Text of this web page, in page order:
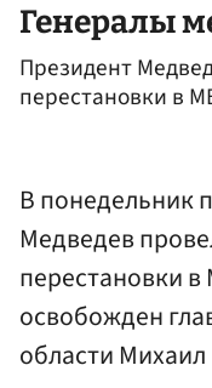
Генералы
Президент
перестановки в
В понедельник
Медведев
перестановки
освобожден
области